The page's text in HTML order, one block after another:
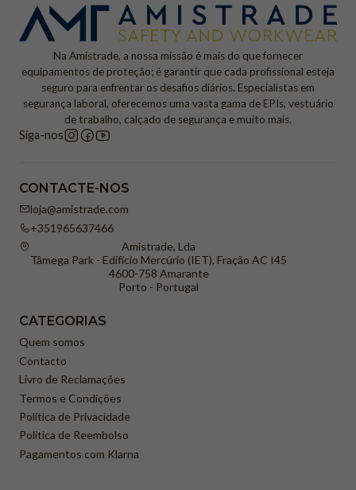
Na Amistrade, a nossa missão é mais do que fornecer
equipamentos de proteção; é garantir que cada profissional esteja
seguro para enfrentar os desafios diários. Especialistas em
segurança laboral, oferecemos uma vasta gama de EPIs, vestuário
de trabalho, calçado de segurança e muito mais.
Siga-nos
CONTACTE-NOS
loja@amistrade.com
+351965637466
Amistrade, Lda
Tâmega Park - Edifício Mercúrio (IET), Fração AC I45
4600-758 Amarante
Porto - Portugal
CATEGORIAS
Quem somos
Contacto
Livro de Reclamações
Termos e Condições
Política de Privacidade
Politica de Reembolso
Pagamentos com Klarna